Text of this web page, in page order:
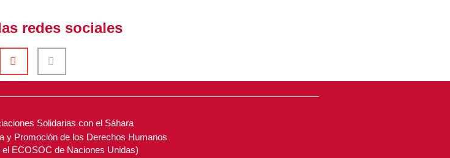
redes sociales
Solidarias con el Sáhara
y Promoción de los Derechos Humanos
ECOSOC de Naciones Unidas)